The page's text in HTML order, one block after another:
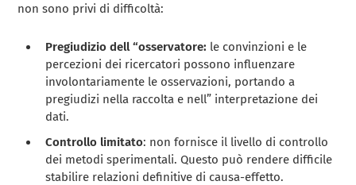
non sono privi di difficoltà:
Pregiudizio dell “osservatore: le convinzioni e le
percezioni dei ricercatori possono influenzare
involontariamente le osservazioni, portando a
pregiudizi nella raccolta e nell” interpretazione dei
dati.
Controllo limitato: non fornisce il livello di controllo
dei metodi sperimentali. Questo può rendere difficile
stabilire relazioni definitive di causa-effetto.